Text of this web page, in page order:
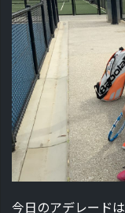
今日のアデレード